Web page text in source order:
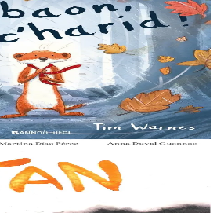
Marc'harid construit une forteresse
y rencontre Lagadeg, qui adore jouer
la pluie....